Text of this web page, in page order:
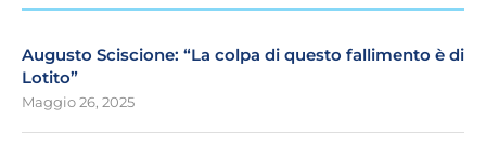
Augusto Sciscione: “La colpa di questo fallimento è di
Lotito”
Maggio 26, 2025